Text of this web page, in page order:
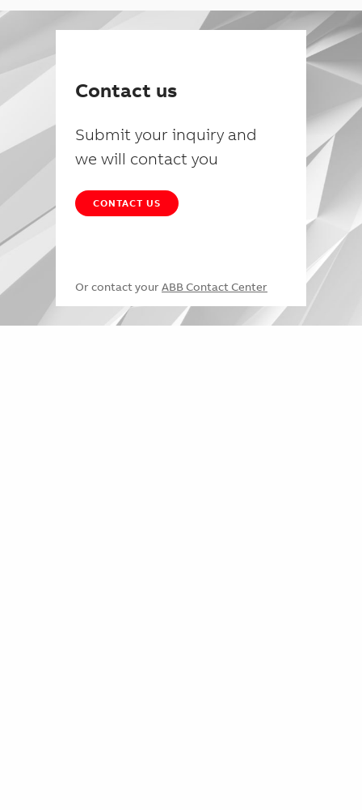
Contact us
Submit your inquiry and
we will contact you
CONTACT US
Or contact your ABB Contact Center